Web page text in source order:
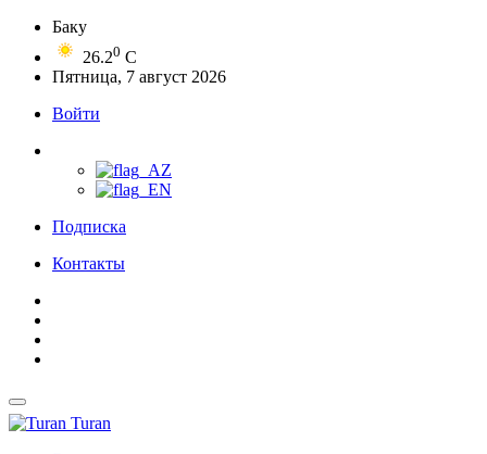
Баку
26.20 C
Пятница, 7 август 2026
Войти
Подписка
Контакты
Turan